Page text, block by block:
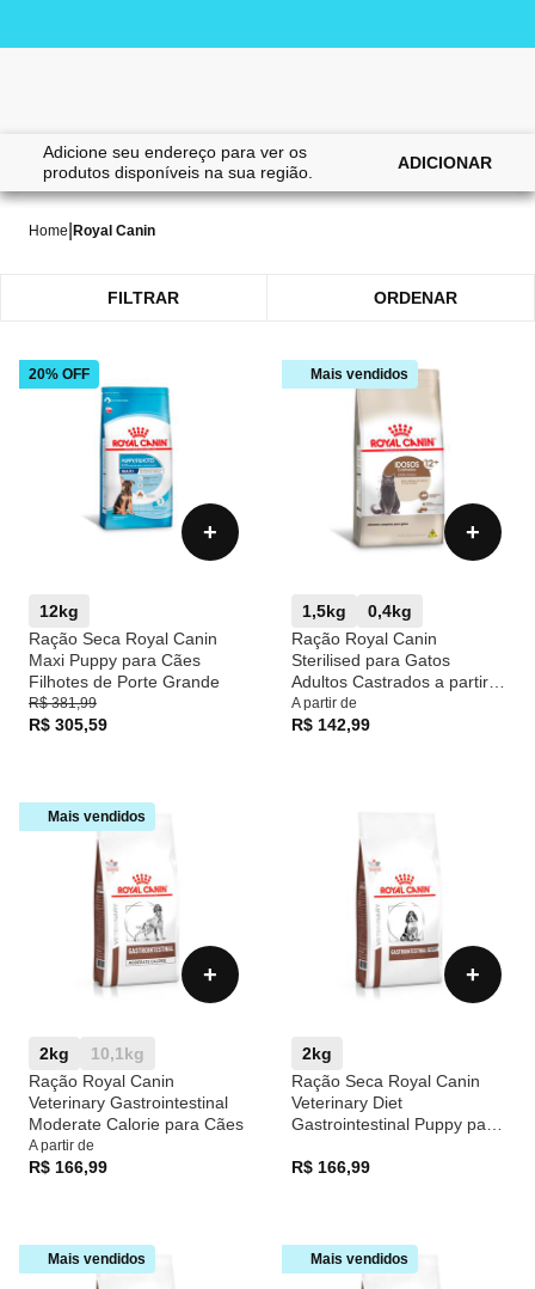
Adicione seu endereço para ver os
produtos disponíveis na sua região.
ADICIONAR
ROYAL CANIN
Home Royal Canin
FILTRAR ORDENAR
20% OFF
+
12kg
Ração Seca Royal Canin
Maxi Puppy para Cães
Filhotes de Porte Grande
R$ 381,99
R$ 305,59
Mais vendidos
+
1,5kg
0,4kg
Ração Royal Canin
Sterilised para Gatos
Adultos Castrados a partir
de 12 anos de idade
A partir de
R$ 142,99
Mais vendidos
+
2kg
10,1kg
Ração Royal Canin
Veterinary Gastrointestinal
Moderate Calorie para Cães
A partir de
R$ 166,99
+
2kg
Ração Seca Royal Canin
Veterinary Diet
Gastrointestinal Puppy para
Sensibilidades
R$ 166,99
Mais vendidos Mais vendidos